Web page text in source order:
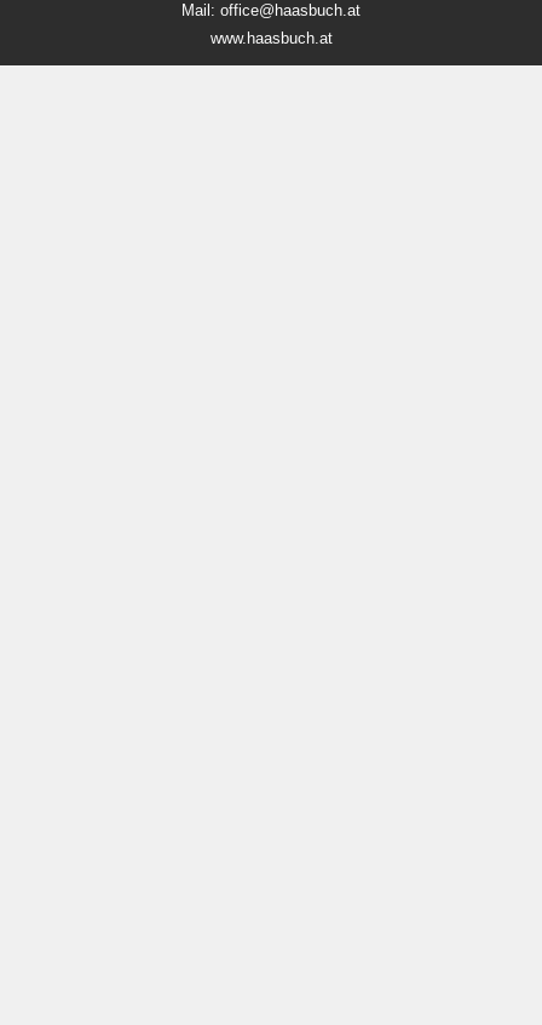
Mail: office@haasbuch.at
www.haasbuch.at